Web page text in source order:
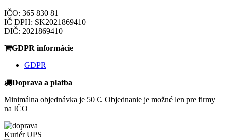
IČO: 365 830 81
IČ DPH: SK2021869410
DIČ: 2021869410
GDPR informácie
GDPR
Doprava a platba
Minimálna objednávka je 50 €. Objednanie je možné len pre firmy
na IČO
Kuriér UPS